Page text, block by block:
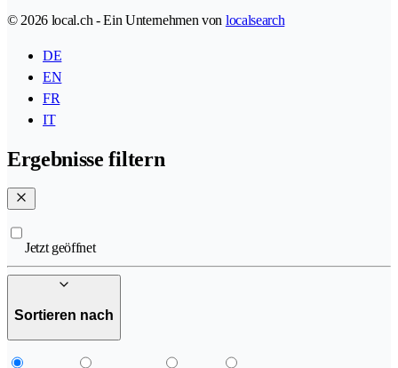
© 2026 local.ch - Ein Unternehmen von localsearch
DE
EN
FR
IT
Ergebnisse filtern
Jetzt geöffnet
Sortieren nach